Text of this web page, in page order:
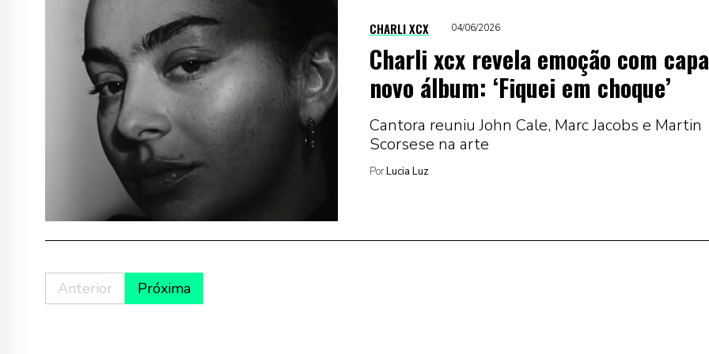
CHARLI XCX 04/06/2026
Charli xcx revela emoção com
novo álbum: ‘Fiquei em choque’
Cantora reuniu John Cale, Marc Jacobs e Martin
Scorsese na arte
PorLucia Luz
Anterior Próxima